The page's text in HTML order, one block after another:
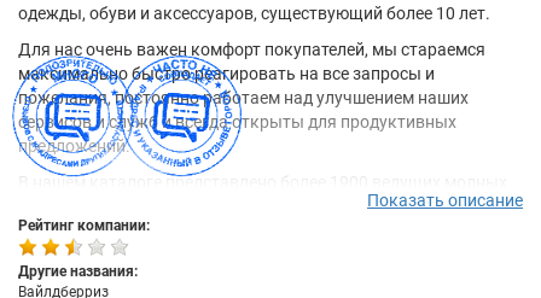
одежды, обуви и аксессуаров, существующий более 10 лет.
Для нас очень важен комфорт покупателей, мы стараемся
максимально быстро реагировать на все запросы и
пожелания, постоянно работаем над улучшением наших
сервисов и служб и всегда открыты для продуктивных
предложений.
В нашем каталоге представлено более 1900 ведущих модных
брендов со всего мира. Компания Wildberries напрямую
сотрудничает с производителями одежды и официальными
дистрибьюторами, поэтому мы гарантируем Вам подлинность
и высочайшее качество представленных товаров.
Показать описание
Рейтинг компании:
Другие названия:
Вайлдберриз